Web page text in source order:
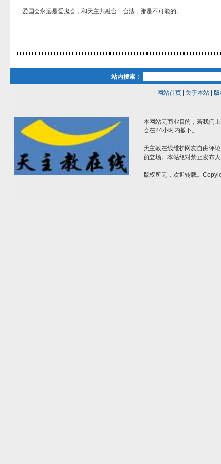
爱国会永远是爱鬼会，和天主共融合一合法，那是不可能的。
站内搜索：
网站首页| 关于本站| 版
本网站无商业目的，若我们
会在24小时内撤下。
天主教在线维护网友自由评
的立场。本站绝对禁止发布
版权所无，欢迎转载。